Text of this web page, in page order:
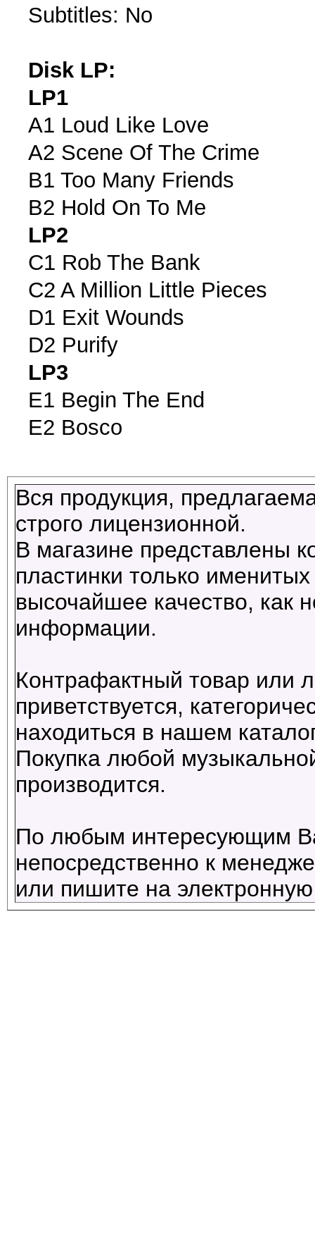
Subtitles: No
Disk LP:
LP1
A1 Loud Like Love
A2 Scene Of The Crime
B1 Too Many Friends
B2 Hold On To Me
LP2
C1 Rob The Bank
C2 A Million Little Pieces
D1 Exit Wounds
D2 Purify
LP3
E1 Begin The End
E2 Bosco
Вся продукция,
строго лицензионной.
В магазине представлены
пластинки только
высочайшее качество, как
информации.
Контрафактный товар или
приветствуется,
находиться в нашем
Покупка любой
производится.
По любым интересующим
непосредственно к
или пишите на